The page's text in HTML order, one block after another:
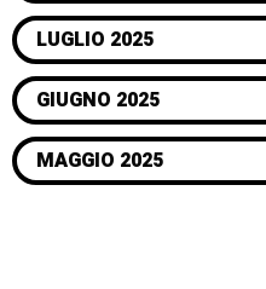
LUGLIO 2025
GIUGNO 2025
MAGGIO 2025